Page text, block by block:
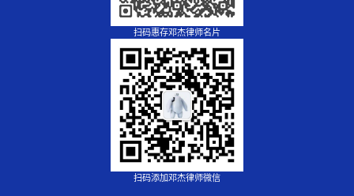
扫码惠存邓杰律师名片
扫码添加邓杰律师微信